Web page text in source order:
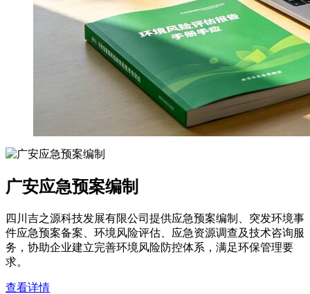
广安应急预案编制
四川吉之源科技发展有限公司提供应急预案编制、突发环境事
件应急预案备案、环境风险评估、应急资源调查及技术咨询服
务，协助企业建立完善环境风险防控体系，满足环保管理要
求。
查看详情